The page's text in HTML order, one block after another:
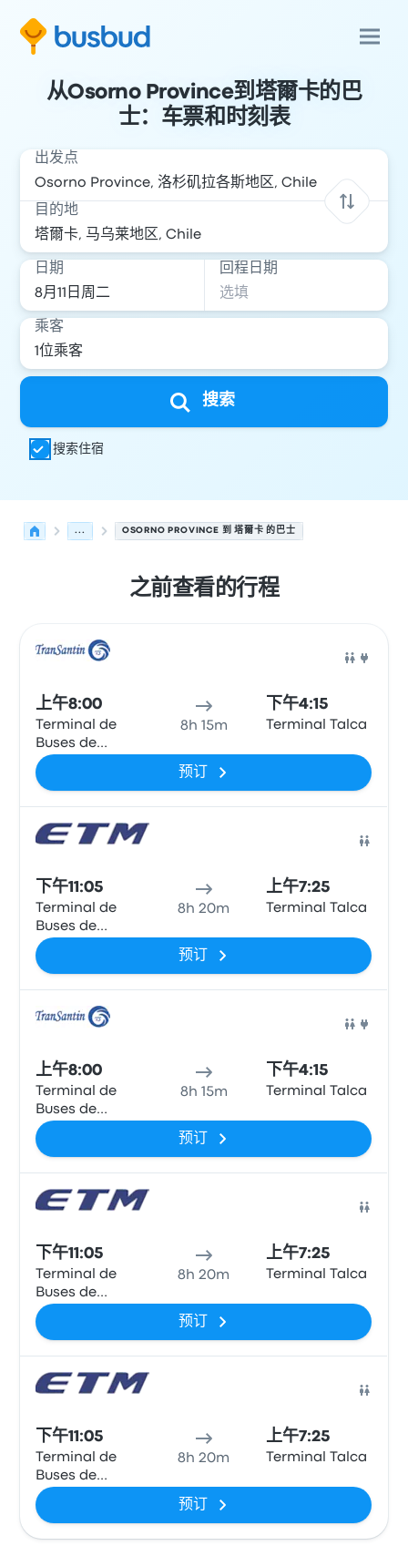
从Osorno Province到塔爾卡的巴
士：车票和时刻表
出发点
目的地
日期 回程日期
乘客
搜索
搜索住宿
... OSORNO PROVINCE 到 塔爾卡 的巴士
之前查看的行程
上午8:00
Terminal de
Buses de
Osorno
8h 15m
下午4:15
Terminal Talca
预订
下午11:05
Terminal de
Buses de
Osorno
8h 20m
上午7:25
Terminal Talca
预订
上午8:00
Terminal de
Buses de
Osorno
8h 15m
下午4:15
Terminal Talca
预订
下午11:05
Terminal de
Buses de
Osorno
8h 20m
上午7:25
Terminal Talca
预订
下午11:05
Terminal de
Buses de
Osorno
8h 20m
上午7:25
Terminal Talca
预订